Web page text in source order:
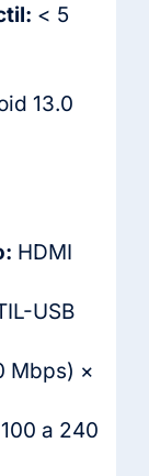
< 5
13.0
HDMI
USB
Mbps) ×
100 a 240